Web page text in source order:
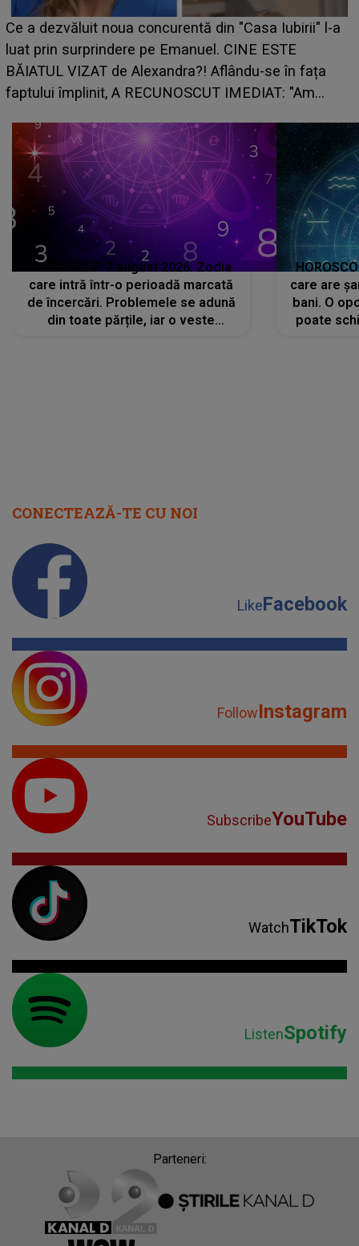
Iubirii" l-a
ESTE
se în fața
"Am
HOROSCOP de weekend, 8-9
care riscă să rămână fără bani. O
grabă îi aduce pierderi semnificative
planurile peste cap
HOROSCOP 7 august 2026. Zodia
care intră într-o perioadă marcată
de încercări. Problemele se adună
din toate părțile, iar o veste
care are
bani. O
poate
CONECTEAZĂ-TE CU NOI
LikeFacebook
FollowInstagram
SubscribeYouTube
WatchTikTok
ListenSpotify
Parteneri: